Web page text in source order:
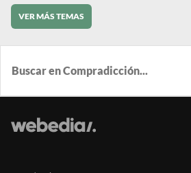
VER MÁS TEMAS